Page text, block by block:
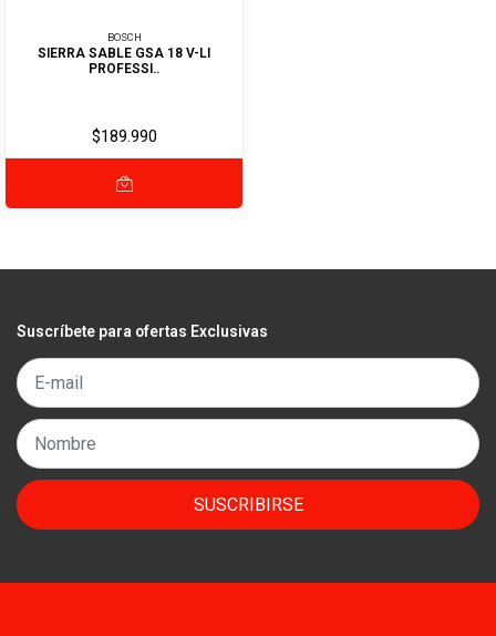
BOSCH
SIERRA SABLE GSA 18 V-LI
PROFESSI..
$189.990
Suscríbete para ofertas Exclusivas
SUSCRIBIRSE